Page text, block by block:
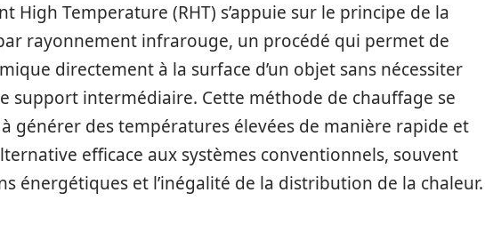
High Temperature (RHT) s’appuie sur le principe de la
rayonnement infrarouge, un procédé qui permet de
directement à la surface d’un objet sans nécessiter
support intermédiaire. Cette méthode de chauffage se
générer des températures élevées de manière rapide et
efficace aux systèmes conventionnels, souvent
énergétiques et l’inégalité de la distribution de la chaleur.